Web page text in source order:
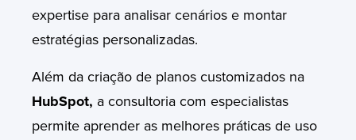
expertise para analisar cenários e montar
estratégias personalizadas.
Além da criação de planos customizados na
HubSpot, a consultoria com especialistas
permite aprender as melhores práticas de uso